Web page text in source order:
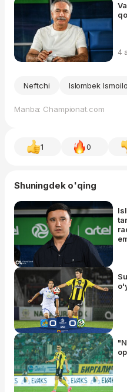
4
Neftchi Islombek
Manba: Championat.com
1 0
Shuningdek o'qing